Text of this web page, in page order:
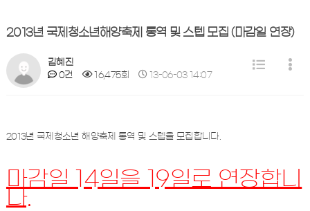
2013년 국제청소년해양축제 통역 및 스텝 모집 (마감일 연장)
김혜진
0건
16,475회 13-06-03 14:07
2013년 국제청소년 해양축제 통역 및 스텝을 모집합니다.
마감일 14일을 19일로 연장합니
다.